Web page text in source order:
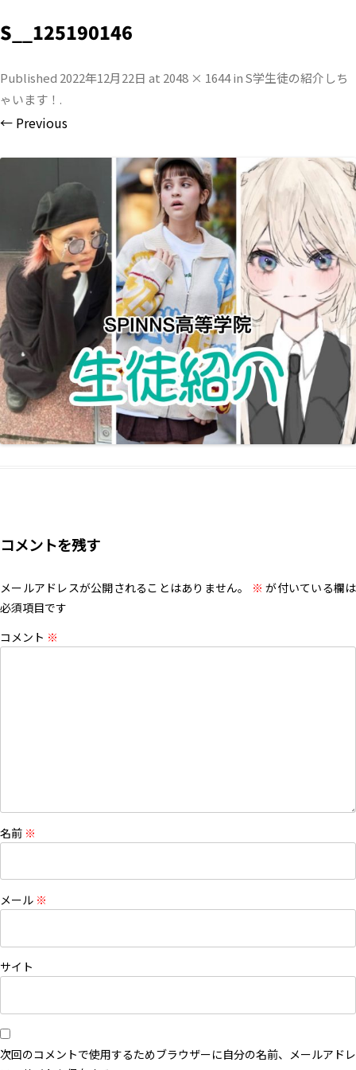
S__125190146
Published 2022年12月22日 at 2048 × 1644inS学生徒の紹介しち
ゃいます！ .
← Previous
コメントを残す
メールアドレスが公開されることはありません。 ※ が付いている欄は
必須項目です
コメント ※
名前 ※
メール ※
サイト
次回のコメントで使用するためブラウザーに自分の名前、メールアドレ